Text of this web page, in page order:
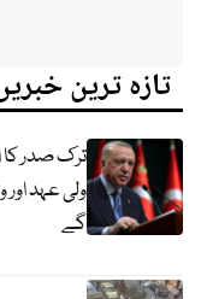
تازہ ترین
ترک صدر کا
ولی عہد
گے